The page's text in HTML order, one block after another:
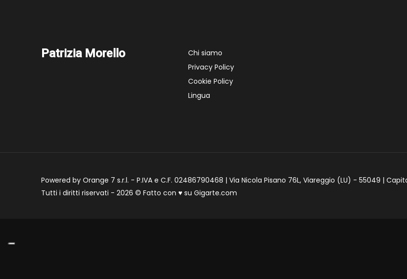
Patrizia Morello
Chi siamo
Privacy Policy
Cookie Policy
Lingua
Powered by Orange 7 s.r.l. - P.IVA e C.F. 02486790468 | Via Nicola Pisano 76L, Viareggio (LU) - 55049 |
Tutti i diritti riservati - 2026 © Fatto con ♥ su Gigarte.com